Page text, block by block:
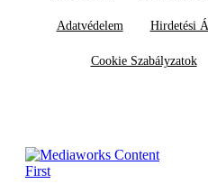
Adatvédelem Hirdetési
Cookie Szabályzatok